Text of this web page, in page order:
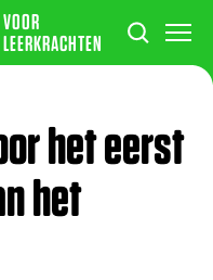
VOOR
LEERKRACHTEN
het eerst
het